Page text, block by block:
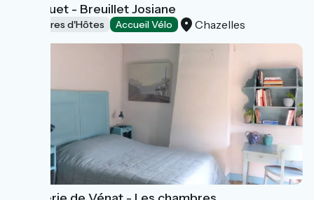
Le Luquet - Breuillet Josiane
Chambres d'Hôtes Accueil Vélo Chazelles